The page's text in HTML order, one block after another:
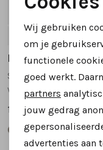
5
Hartjes
wijdte H
199,95
Noodzakelijke
Personalisatie
Analytische
Marketing
Wij gebruiken
om je
functionele
goed werkt.
partners
jouw gedrag
advertenties aan